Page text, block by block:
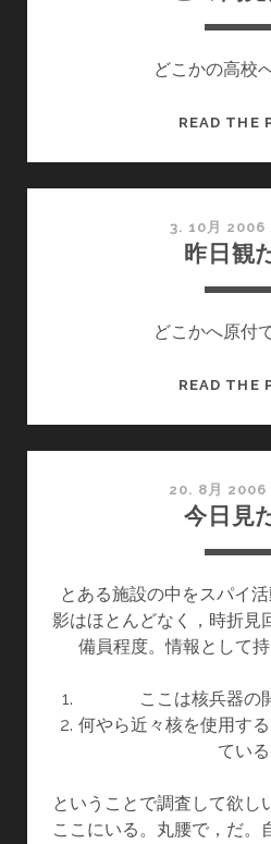
どこかの高校
READ THE
3. 10月 2006
昨日観
どこかへ原付
READ THE
20. 8月 2006
今日見
とある施設の中をスパイ
影はほとんどなく，時折見
備員程度。情報として
ここは核兵器の
何やら近々核を使用す
ている
ということで調査して欲し
ここにいる。丸腰で，だ。